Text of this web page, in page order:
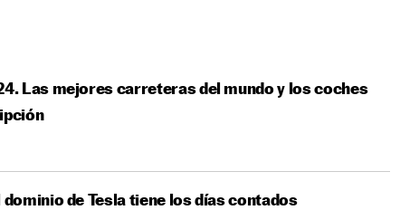
Las mejores carreteras del mundo y los coches
dominio de Tesla tiene los días contados